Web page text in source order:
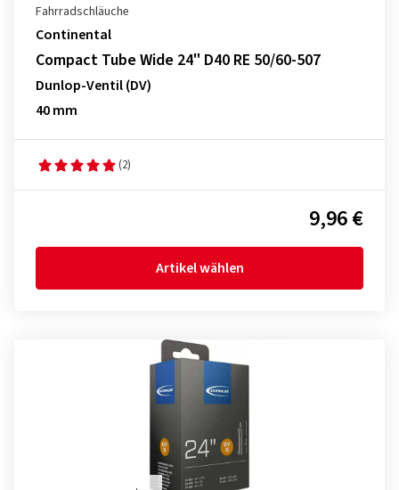
Fahrradschläuche
Continental
Compact Tube Wide 24" D40 RE 50/60-507
Dunlop-Ventil (DV)
40 mm
(2)
9,96 €
Artikel wählen